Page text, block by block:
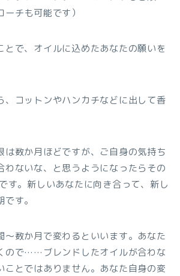
チも可能です）
とで、オイルに込めたあなたの願いを
、コットンやハンカチなどに出して香
は数か月ほどですが、ご自身の気持ち
わないな、と思うようになったらその
す。新しいあなたに向き合って、新し
す。
～数か月で変わるといいます。あなた
ので……ブレンドしたオイルが合わな
ことではありません。あなた自身の変